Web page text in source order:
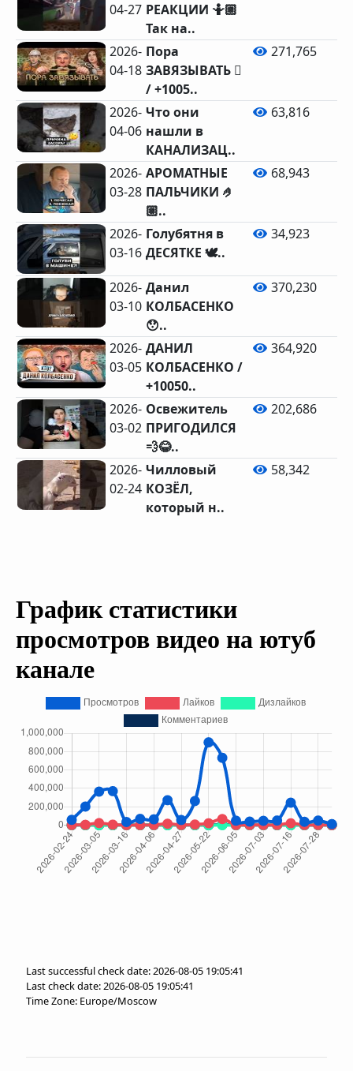
04-27 РЕАКЦИИ 🤷🏼
Так на..
2026-
04-18
Пора
ЗАВЯЗЫВАТЬ 🫩
/ +1005..
271,765
2026-
04-06
Что они
нашли в
КАНАЛИЗАЦ..
63,816
2026-
03-28
АРОМАТНЫЕ
ПАЛЬЧИКИ 🤌
🏼..
68,943
2026-
03-16
Голубятня в
ДЕСЯТКЕ 🕊️..
34,923
2026-
03-10
Данил
КОЛБАСЕНКО
😯..
370,230
2026-
03-05
ДАНИЛ
КОЛБАСЕНКО /
+10050..
364,920
2026-
03-02
Освежитель
ПРИГОДИЛСЯ
💨😂..
202,686
2026-
02-24
Чилловый
КОЗЁЛ,
который н..
58,342
График статистики
просмотров видео на ютуб
канале
Last successful check date: 2026-08-05 19:05:41
Last check date: 2026-08-05 19:05:41
Time Zone: Europe/Moscow